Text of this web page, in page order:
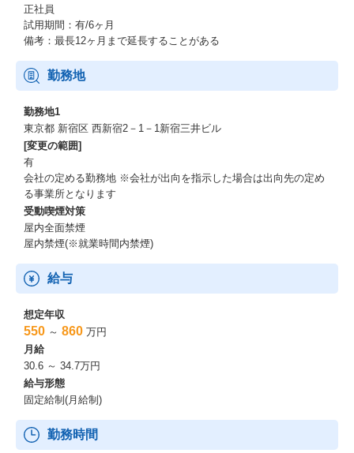
配偶者出産休暇
転勤休暇
生理休暇
ボランティア休暇
裁判員休暇
リボンズ休暇等
※年次有給休暇とは別に当社独自で取り扱う有給の休暇(ただし、
一部無給を含む休暇あり)
その他
＜社員のライフのサポート＞
・カフェテリアプラン(ベネフィット・ステーション)：年間2万円
補助(余暇、生活・健康/医療等に利用できるポイントを支給)
・E.A.Week（マネジメントチームから全従業員へ感謝を伝えるイ
ベント）
・社員厚生会(イベント)：社員交流を目的に、社員とその家族が参
加できるイベントを年間を通じて実施
(例：東京ディズニーランドでのイベントや劇団四季の観劇、スポ
ーツ観戦等)
・社員厚生会(クラブ等活動)：社員交流を目的に、クラブ・同好会
等活動を一部援助
・誕生日ギフト：社長からのメッセージを添えたカタログギフト
を毎年社員へ送付
＜社員の資産形成のサポート＞
正社員
試用期間：有/6ヶ月
備考：最長12ヶ月まで延長することがある
勤務地
勤務地1
東京都 新宿区 西新宿2－1－1新宿三井ビル
[変更の範囲]
有
会社の定める勤務地 ※会社が出向を指示した場合は出向先の定め
る事業所となります
受動喫煙対策
屋内全面禁煙
屋内禁煙(※就業時間内禁煙)
給与
想定年収
550 ～ 860 万円
月給
30.6 ～ 34.7万円
給与形態
固定給制(月給制)
勤務時間